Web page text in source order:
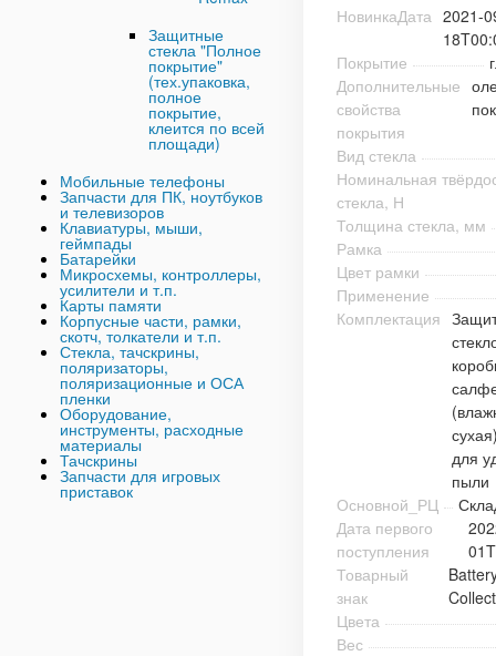
Защитные
стекла "Полное
покрытие"
(тех.упаковка,
полное
покрытие,
клеится по всей
площади)
Мобильные телефоны
Запчасти для ПК, ноутбуков
и телевизоров
Клавиатуры, мыши,
геймпады
Батарейки
Микросхемы, контроллеры,
усилители и т.п.
Карты памяти
Корпусные части, рамки,
скотч, толкатели и т.п.
Стекла, тачскрины,
поляризаторы,
поляризационные и ОСА
пленки
Оборудование,
инструменты, расходные
материалы
Тачскрины
Запчасти для игровых
приставок
НовинкаДата 2021-
Покрытие
Дополнительные
свойства
покрытия
Вид стекла
Номинальная
стекла, Н
Толщина стекла, мм
Рамка
Цвет рамки
Применение
Комплектация
для
пыли
Основной_РЦ
Дата первого
поступления
Товарный
знак
Цвета
Вес